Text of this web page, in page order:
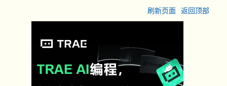
刷新页面 返回顶部